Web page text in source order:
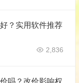
？实用软件推荐
2,836